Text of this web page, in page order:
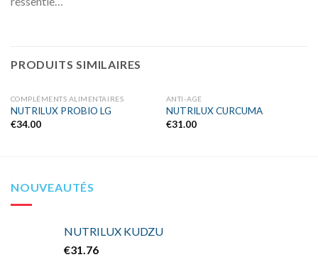
PRODUITS SIMILAIRES
COMPLÉMENTS ALIMENTAIRES
NUTRILUX PROBIO LG
€34.00
ANTI-AGE
NUTRILUX CURCUMA
€31.00
NOUVEAUTÉS
NUTRILUX KUDZU
€31.76